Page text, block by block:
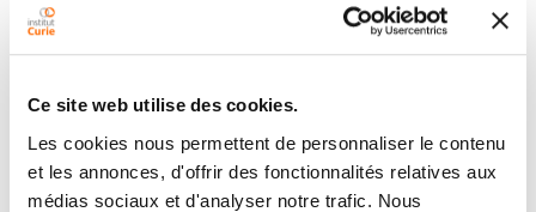
Ce site web utilise des cookies.
Les cookies nous permettent de personnaliser le contenu
et les annonces, d'offrir des fonctionnalités relatives aux
médias sociaux et d'analyser notre trafic. Nous
tout au long de sa prise en charge grâce à la
coordination mise en place à l’Institut Curie, afin de
Plus de contenu